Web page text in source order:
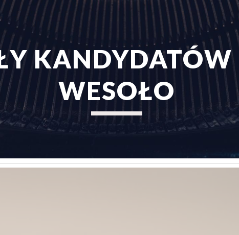
to main content Skip to
KANDYDATÓW
WESOŁO